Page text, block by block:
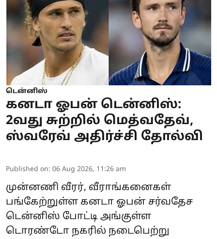
டென்னிஸ்
கனடா ஓபன் டென்னிஸ்:
2வது சுற்றில் மெத்வதேவ்,
ஸ்வரேவ் அதிர்ச்சி தோல்வி
Published on: 06 Aug 2026, 11:26 am
முன்னணி வீரர், வீராங்கனைகள்
பங்கேற்றுள்ள கனடா ஓபன் சர்வதேச
டென்னிஸ் போட்டி அங்குள்ள
டொரண்டோ நகரில் நடைபெற்று